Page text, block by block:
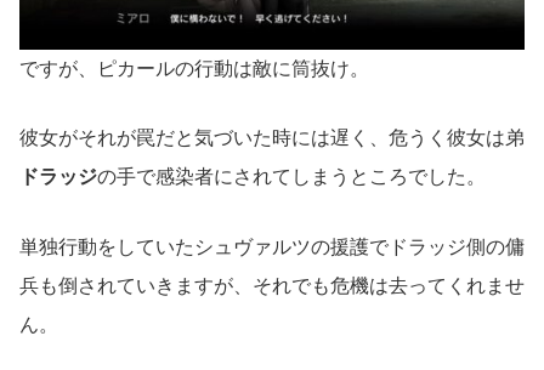
ですが、ピカールの行動は敵に筒抜け。
彼女がそれが罠だと気づいた時には遅く、危うく彼女は弟
ドラッジの手で感染者にされてしまうところでした。
単独行動をしていたシュヴァルツの援護でドラッジ側の傭
兵も倒されていきますが、それでも危機は去ってくれませ
ん。